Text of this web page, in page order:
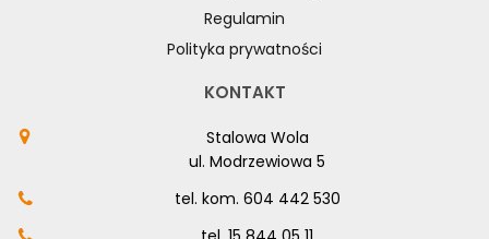
Regulamin
Polityka prywatności
KONTAKT
Stalowa Wola
ul. Modrzewiowa 5
tel. kom. 604 442 530